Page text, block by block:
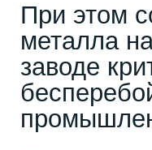
При этом
металла
заводе